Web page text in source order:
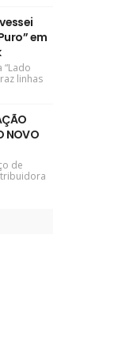
em
“Lado
linhas
NOVO
de